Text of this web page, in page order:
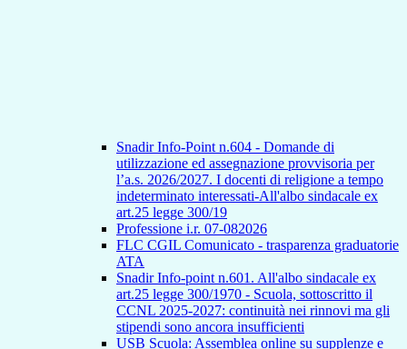
Snadir Info-Point n.604 - Domande di
utilizzazione ed assegnazione provvisoria per
l’a.s. 2026/2027. I docenti di religione a tempo
indeterminato interessati-All'albo sindacale ex
art.25 legge 300/19
Professione i.r. 07-082026
FLC CGIL Comunicato - trasparenza graduatorie
ATA
Snadir Info-point n.601. All'albo sindacale ex
art.25 legge 300/1970 - Scuola, sottoscritto il
CCNL 2025-2027: continuità nei rinnovi ma gli
stipendi sono ancora insufficienti
USB Scuola: Assemblea online su supplenze e